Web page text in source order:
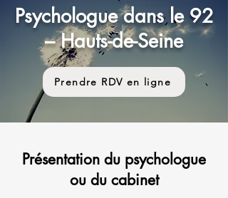
Psychologue dans le 92
– Hauts-de-Seine
Prendre RDV en ligne
Présentation du psychologue
ou du cabinet